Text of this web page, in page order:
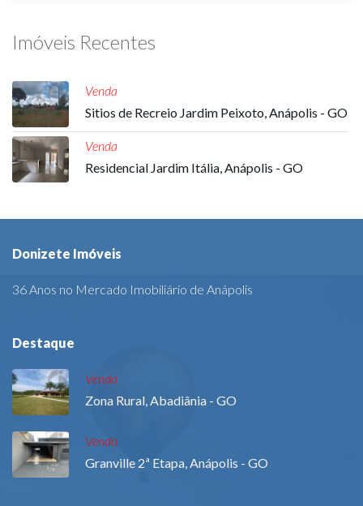
Imóveis Recentes
Venda
Sitios de Recreio Jardim Peixoto, Anápolis - GO
Venda
Residencial Jardim Itália, Anápolis - GO
Donizete Imóveis
36 Anos no Mercado Imobiliário de Anápolis
Destaque
Venda
Zona Rural, Abadiânia - GO
Venda
Granville 2ª Etapa, Anápolis - GO